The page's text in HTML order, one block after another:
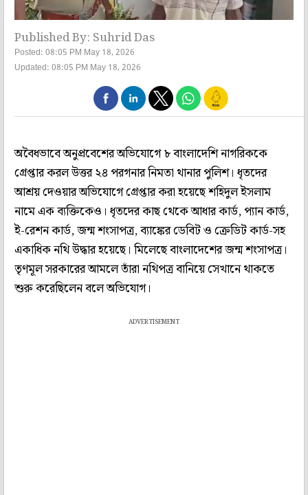
Published By: Suhrid Das
Posted: 08:05 PM May 18, 2026
Updated: 08:05 PM May 18, 2026
অবৈধভাবে অনুপ্রবেশের অভিযোগে ৮ বাংলাদেশি নাগরিককে
গ্রেপ্তার করল উত্তর ২৪ পরগনার নিমতা থানার পুলিশ। ধৃতদের
আশ্রয় দেওয়ার অভিযোগে গ্রেপ্তার করা হয়েছে শহিদুল ইসলাম
নামে এক ব্যক্তিকেও। ধৃতদের কাছ থেকে আধার কার্ড, প্যান কার্ড,
ই-রেশন কার্ড, জন্ম শংসাপত্র, ব্যাঙ্কের ডেবিট ও ক্রেডিট কার্ড-সহ
একাধিক নথি উদ্ধার হয়েছে। মিলেছে বাংলাদেশের জন্ম শংসাপত্র।
তৃণমূল সরকারের আমলে তাঁরা নথিপত্র বানিয়ে সেখানে থাকতে
শুরু করেছিলেন বলে অভিযোগ।
ADVERTISEMENT